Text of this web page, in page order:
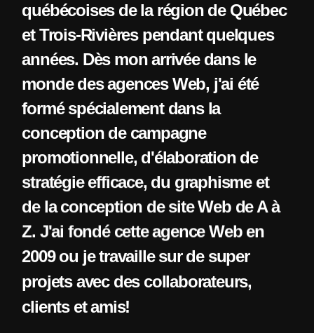
québécoises de la région de Québec
et Trois-Rivières pendant quelques
années. Dès mon arrivée dans le
monde des agences Web, j'ai été
formé spécialement dans la
conception de campagne
promotionnelle, d'élaboration de
stratégie efficace, du graphisme et
de la conception de site Web de A à
Z. J'ai fondé cette agence Web en
2009 ou je travaille sur de super
projets avec des collaborateurs,
clients et amis!